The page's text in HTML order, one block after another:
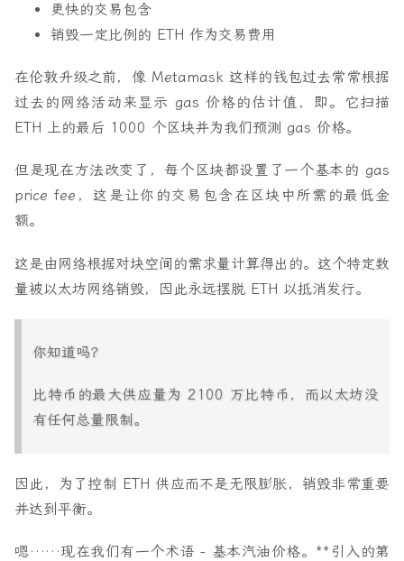
更快的交易包含
销毁一定比例的 ETH 作为交易费用
在伦敦升级之前，像 Metamask 这样的钱包过去常常根据
过去的网络活动来显示 gas 价格的估计值，即。它扫描
ETH 上的最后 1000 个区块并为我们预测 gas 价格。
但是现在方法改变了，每个区块都设置了一个基本的 gas
price fee ，这是让你的交易包含在区块中所需的最低金
额。
这是由网络根据对块空间的需求量计算得出的。这个特定数
量被以太坊网络销毁，因此永远摆脱 ETH 以抵消发行。
你知道吗？
比特币的最大供应量为 2100 万比特币，而以太坊没
有任何总量限制。
因此，为了控制 ETH 供应而不是无限膨胀，销毁非常重要
并达到平衡。
嗯……现在我们有一个术语 - 基本汽油价格。**引入的第